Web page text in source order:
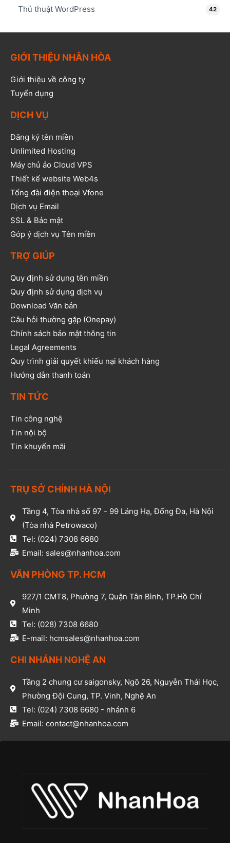
Thủ thuật WordPress 42
GIỚI THIỆU NHÂN HÒA
Giới thiệu về công ty
Tuyển dụng
DỊCH VỤ
Đăng ký tên miền
Unlimited Hosting
Máy chủ ảo Cloud VPS
Thiết kế website Web4s
Tổng đài điện thoại Vfone
Dịch vụ Email
SSL & Bảo mật
Góp ý dịch vụ Tên miền
TRỢ GIÚP
Quy định sử dụng tên miền
Quy định sử dụng dịch vụ
Download Văn bản
Câu hỏi thường gặp (Onepay)
Chính sách bảo mật thông tin
Legal Agreements
Quy trình giải quyết khiếu nại khách hàng
Hướng dẫn thanh toán
TIN TỨC
Tin công nghệ
Tin nội bộ
Tin khuyến mãi
TRỤ SỞ CHÍNH HÀ NỘI
Tầng 4, Tòa nhà số 97 - 99 Láng Hạ, Đống Đa, Hà Nội
(Tòa nhà Petrowaco)
Tel: (024) 7308 6680
Email: sales@nhanhoa.com
VĂN PHÒNG TP. HCM​
927/1 CMT8, Phường 7, Quận Tân Bình, TP.Hồ Chí
Minh​
Tel: (028) 7308 6680​
E-mail: hcmsales@nhanhoa.com​
CHI NHÁNH NGHỆ AN​
Tầng 2 chung cư saigonsky, Ngõ 26, Nguyễn Thái Học,
Phường Đội Cung, TP. Vinh, Nghệ An​
Tel: (024) 7308 6680 - nhánh 6​
Email: contact@nhanhoa.com​